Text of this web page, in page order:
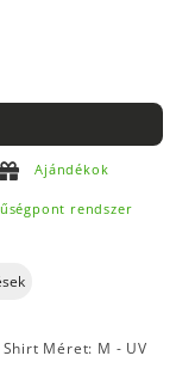
Ajándékok
rendszer
Méret: M - UV